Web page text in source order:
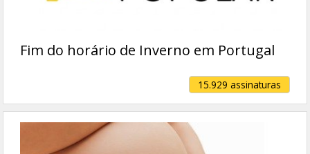
Fim do horário de Inverno em Portugal
15.929 assinaturas